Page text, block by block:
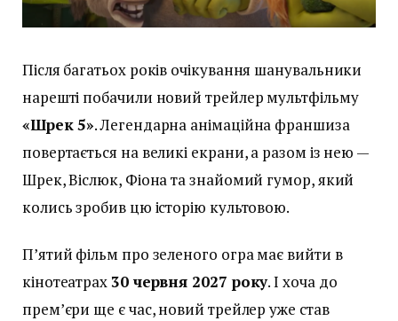
Після багатьох років очікування шанувальники
нарешті побачили новий трейлер мультфільму
«Шрек 5». Легендарна анімаційна франшиза
повертається на великі екрани, а разом із нею —
Шрек, Віслюк, Фіона та знайомий гумор, який
колись зробив цю історію культовою.
П’ятий фільм про зеленого огра має вийти в
кінотеатрах30 червня 2027 року. І хоча до
прем’єри ще є час, новий трейлер уже став